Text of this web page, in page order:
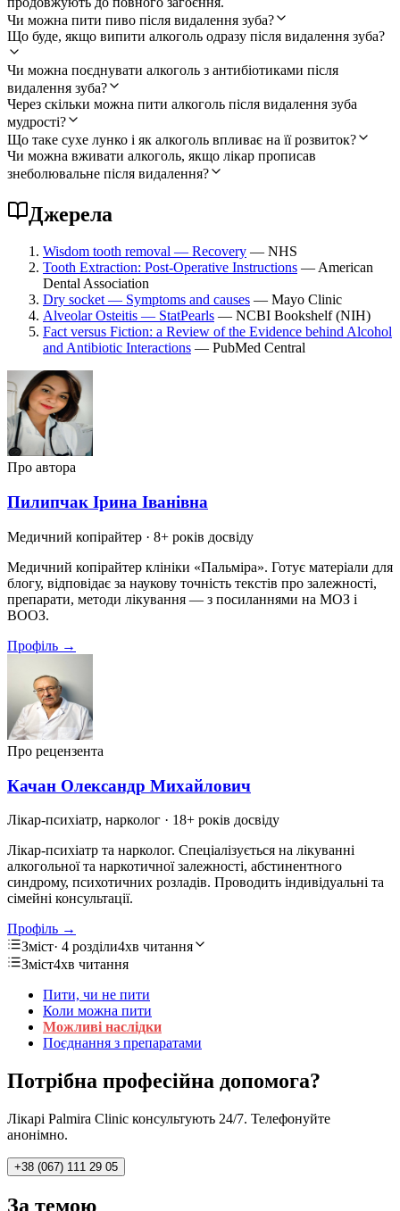
Чи можна пити пиво після видалення зуба?
Що буде, якщо випити алкоголь одразу після видалення зуба?
Чи можна поєднувати алкоголь з антибіотиками після
видалення зуба?
Через скільки можна пити алкоголь після видалення зуба
мудрості?
Що таке сухе лунко і як алкоголь впливає на її розвиток?
Чи можна вживати алкоголь, якщо лікар прописав
знеболювальне після видалення?
Джерела
Wisdom tooth removal — Recovery — NHS
Tooth Extraction: Post-Operative Instructions — American
Dental Association
Dry socket — Symptoms and causes — Mayo Clinic
Alveolar Osteitis — StatPearls — NCBI Bookshelf (NIH)
Fact versus Fiction: a Review of the Evidence behind Alcohol
and Antibiotic Interactions — PubMed Central
Про автора
Пилипчак Ірина Іванівна
Медичний копірайтер · 8+ років досвіду
Медичний копірайтер клініки «Пальміра». Готує матеріали для
блогу, відповідає за наукову точність текстів про залежності,
препарати, методи лікування — з посиланнями на МОЗ і
ВООЗ.
Профіль →
Про рецензента
Качан Олександр Михайлович
Лікар-психіатр, нарколог · 18+ років досвіду
Лікар-психіатр та нарколог. Спеціалізується на лікуванні
алкогольної та наркотичної залежності, абстинентного
синдрому, психотичних розладів. Проводить індивідуальні та
сімейні консультації.
Профіль →
Зміст· 4 розділи4хв читання
Зміст4хв читання
Пити, чи не пити
Коли можна пити
Можливі наслідки
Поєднання з препаратами
Потрібна професійна допомога?
Лікарі Palmira Clinic консультують 24/7. Телефонуйте
анонімно.
+38 (067) 111 29 05
За темою